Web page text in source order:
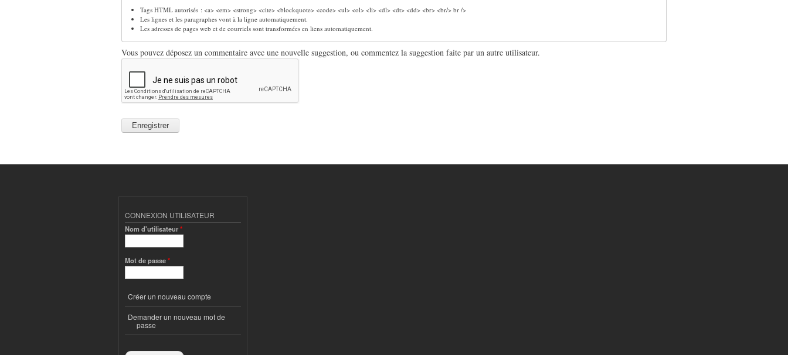
Tags HTML autorisés : <a> <em> <strong> <cite> <blockquote> <code> <ul> <ol> <li> <dl> <dt> <dd> <br> <br/> br />
Les lignes et les paragraphes vont à la ligne automatiquement.
Les adresses de pages web et de courriels sont transformées en liens automatiquement.
Vous pouvez déposez un commentaire avec une nouvelle suggestion, ou commentez la suggestion faite par un autre utilisateur.
CONNEXION UTILISATEUR
Nom d'utilisateur*
Mot de passe*
Créer un nouveau compte
Demander un nouveau mot de
passe